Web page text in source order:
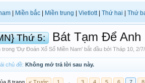
Miền bắc Miền trung Vietlott| Thứ hai Thứ
Thứ 5: Bát Tạm Để Anh
trong 'Dự Đoán Xổ Số Miền Nam' bắt đầu bởi Tháp 10 2/
chủ đề: Không mở trả lời sau này.